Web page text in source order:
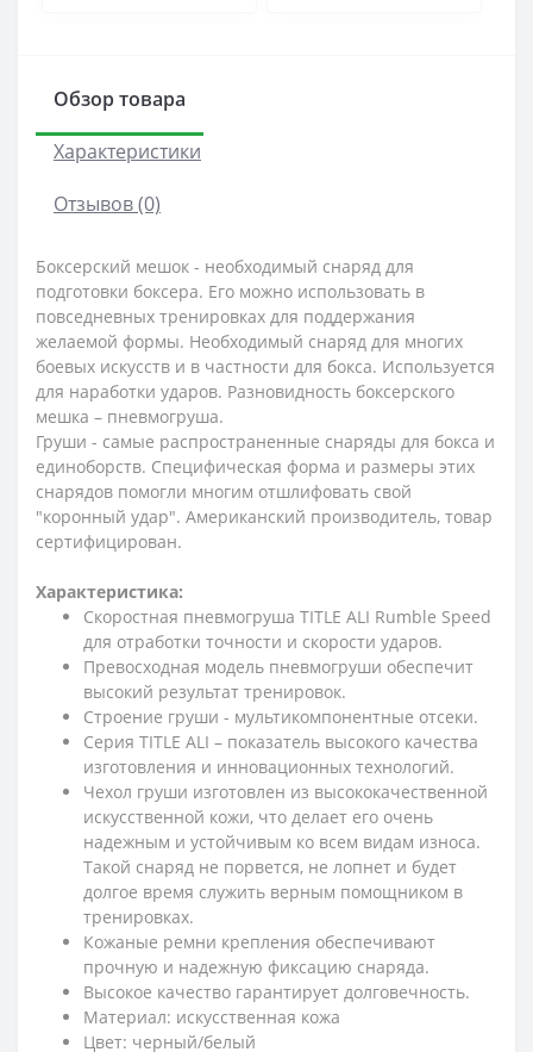
Обзор товара
Характеристики
Отзывов (0)
Боксерский мешок - необходимый снаряд для
подготовки боксера. Его можно использовать в
повседневных тренировках для поддержания
желаемой формы. Необходимый снаряд для многих
боевых искусств и в частности для бокса. Используется
для наработки ударов. Разновидность боксерского
мешка – пневмогруша.
Груши - самые распространенные снаряды для бокса и
единоборств. Специфическая форма и размеры этих
снарядов помогли многим отшлифовать свой
"коронный удар". Американский производитель, товар
сертифицирован.
Характеристика:
Скоростная пневмогруша TITLE ALI Rumble Speed
для отработки точности и скорости ударов.
Превосходная модель пневмогруши обеспечит
высокий результат тренировок.
Строение груши - мультикомпонентные отсеки.
Серия TITLE ALI – показатель высокого качества
изготовления и инновационных технологий.
Чехол груши изготовлен из высококачественной
искусственной кожи, что делает его очень
надежным и устойчивым ко всем видам износа.
Такой снаряд не порвется, не лопнет и будет
долгое время служить верным помощником в
тренировках.
Кожаные ремни крепления обеспечивают
прочную и надежную фиксацию снаряда.
Высокое качество гарантирует долговечность.
Материал: искусственная кожа
Цвет: черный/белый